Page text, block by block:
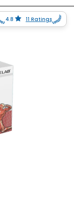
4.8 11 Ratings